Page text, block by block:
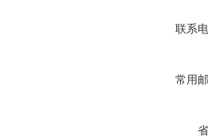
联系
常用